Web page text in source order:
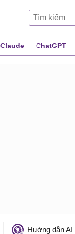
Claude ChatGPT
Hướng dẫn AI